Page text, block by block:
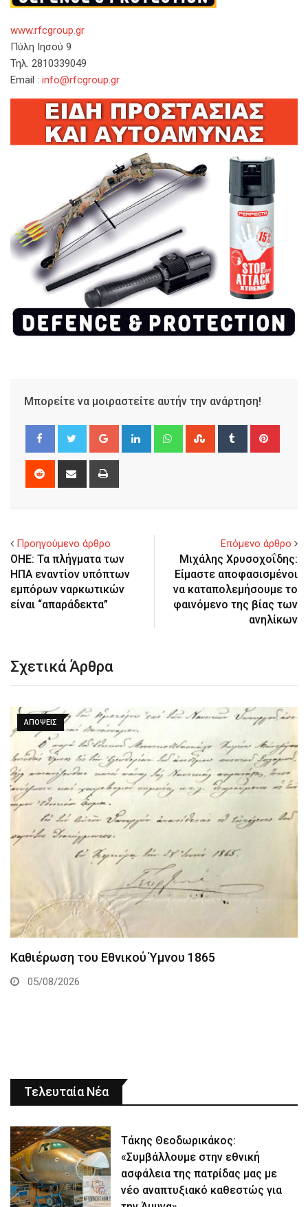
www.rfcgroup.gr
Πύλη Ιησού 9
Τηλ. 2810339049
Email : info@rfcgroup.gr
Μπορείτε να μοιραστείτε αυτήν την ανάρτηση!
Google+ LinkedIn WhatsappStumbleUpon
Tumblr
Reddit
Share
Προηγούμενο άρθρο
ΟΗΕ: Τα πλήγματα των
ΗΠΑ εναντίον υπόπτων
εμπόρων ναρκωτικών
είναι “απαράδεκτα”
Επόμενο άρθρο
Μιχάλης Χρυσοχοΐδης:
Είμαστε αποφασισμένοι
να καταπολεμήσουμε το
φαινόμενο της βίας των
ανηλίκων
Σχετικά Άρθρα
ΑΠΌΨΕΙΣ
Καθιέρωση του Εθνικού Ύμνου 1865
05/08/2026
Τελευταία Νέα
Τάκης Θεοδωρικάκος:
«Συμβάλλουμε στην εθνική
ασφάλεια της πατρίδας μας με
νέο αναπτυξιακό καθεστώς για